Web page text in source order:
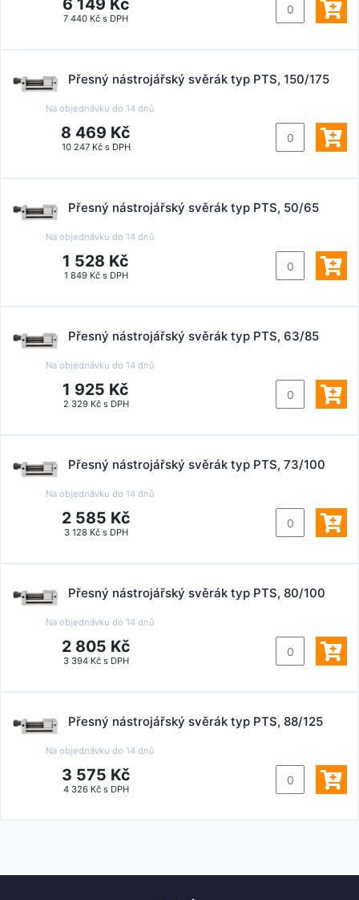
6 149 Kč
7 440 Kč s DPH
Přesný nástrojářský svěrák typ PTS, 150/175
Na objednávku do 14 dnů
8 469 Kč
10 247 Kč s DPH
Přesný nástrojářský svěrák typ PTS, 50/65
Na objednávku do 14 dnů
1 528 Kč
1 849 Kč s DPH
Přesný nástrojářský svěrák typ PTS, 63/85
Na objednávku do 14 dnů
1 925 Kč
2 329 Kč s DPH
Přesný nástrojářský svěrák typ PTS, 73/100
Na objednávku do 14 dnů
2 585 Kč
3 128 Kč s DPH
Přesný nástrojářský svěrák typ PTS, 80/100
Na objednávku do 14 dnů
2 805 Kč
3 394 Kč s DPH
Přesný nástrojářský svěrák typ PTS, 88/125
Na objednávku do 14 dnů
3 575 Kč
4 326 Kč s DPH